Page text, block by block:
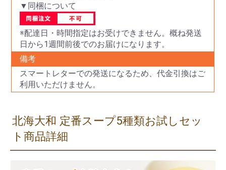
▼同梱について
※配達日・時間指定はお受けできません。概ね発送
日から1週間前後でのお届けになります。
備考
スマートレターでの発送になるため、代金引換はご
利用いただけません。
北海大和 定番スープ5種類お試しセッ
ト商品詳細